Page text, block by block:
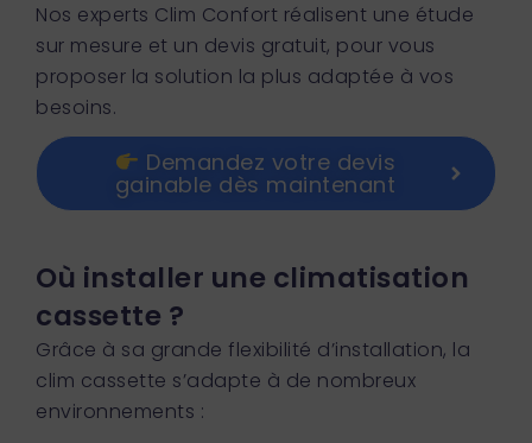
Nos experts Clim Confort réalisent une étude
sur mesure et un devis gratuit, pour vous
proposer la solution la plus adaptée à vos
besoins.
Demandez votre devis
gainable dès maintenant
Où installer une climatisation
cassette ?
Grâce à sa grande flexibilité d’installation, la
clim cassette s’adapte à de nombreux
environnements :